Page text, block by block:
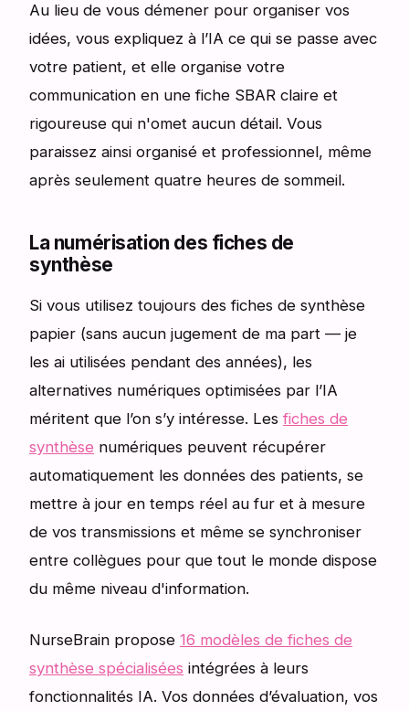
Au lieu de vous démener pour organiser vos
idées, vous expliquez à l’IA ce qui se passe avec
votre patient, et elle organise votre
communication en une fiche SBAR claire et
rigoureuse qui n'omet aucun détail. Vous
paraissez ainsi organisé et professionnel, même
après seulement quatre heures de sommeil.
La numérisation des fiches de
synthèse
Si vous utilisez toujours des fiches de synthèse
papier (sans aucun jugement de ma part — je
les ai utilisées pendant des années), les
alternatives numériques optimisées par l’IA
méritent que l’on s’y intéresse. Les fiches de
synthèse numériques peuvent récupérer
automatiquement les données des patients, se
mettre à jour en temps réel au fur et à mesure
de vos transmissions et même se synchroniser
entre collègues pour que tout le monde dispose
du même niveau d'information.
NurseBrain propose 16 modèles de fiches de
synthèse spécialisées intégrées à leurs
fonctionnalités IA. Vos données d’évaluation, vos